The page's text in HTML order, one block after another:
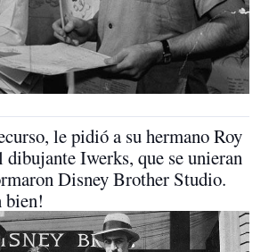
le pidió a su hermano Roy
dibujante Iwerks, que se unieran
Disney Brother Studio.
bien!